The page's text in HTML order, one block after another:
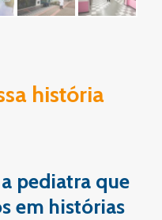
história
pediatra que
em histórias